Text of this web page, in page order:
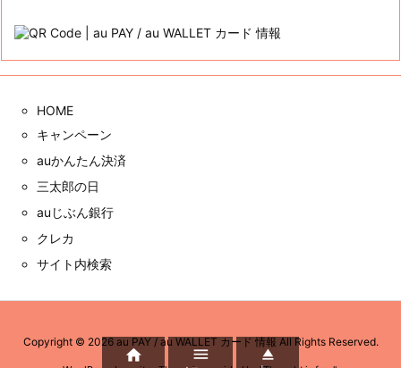
HOME
キャンペーン
auかんたん決済
三太郎の日
auじぶん銀行
クレカ
サイト内検索
Copyright © 2026 au PAY / au WALLET カード 情報 All Rights Reserved.
  